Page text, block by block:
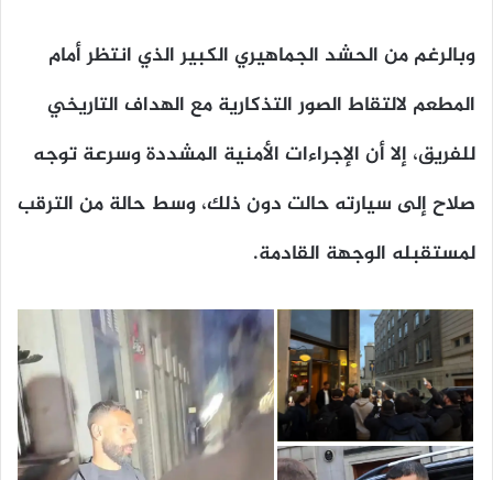
وبالرغم من الحشد الجماهيري الكبير الذي انتظر أمام
المطعم لالتقاط الصور التذكارية مع الهداف التاريخي
للفريق، إلا أن الإجراءات الأمنية المشددة وسرعة توجه
صلاح إلى سيارته حالت دون ذلك، وسط حالة من الترقب
لمستقبله الوجهة القادمة.